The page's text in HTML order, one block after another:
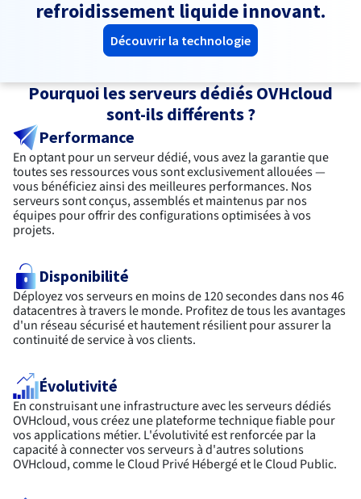
refroidissement liquide innovant.
Découvrir la technologie
Pourquoi les serveurs dédiés OVHcloud
sont-ils différents ?
Performance
En optant pour un serveur dédié, vous avez la garantie que
toutes ses ressources vous sont exclusivement allouées —
vous bénéficiez ainsi des meilleures performances. Nos
serveurs sont conçus, assemblés et maintenus par nos
équipes pour offrir des configurations optimisées à vos
projets.
Disponibilité
Déployez vos serveurs en moins de 120 secondes dans nos 46
datacentres à travers le monde. Profitez de tous les avantages
d'un réseau sécurisé et hautement résilient pour assurer la
continuité de service à vos clients.
Évolutivité
En construisant une infrastructure avec les serveurs dédiés
OVHcloud, vous créez une plateforme technique fiable pour
vos applications métier. L'évolutivité est renforcée par la
capacité à connecter vos serveurs à d'autres solutions
OVHcloud, comme le Cloud Privé Hébergé et le Cloud Public.